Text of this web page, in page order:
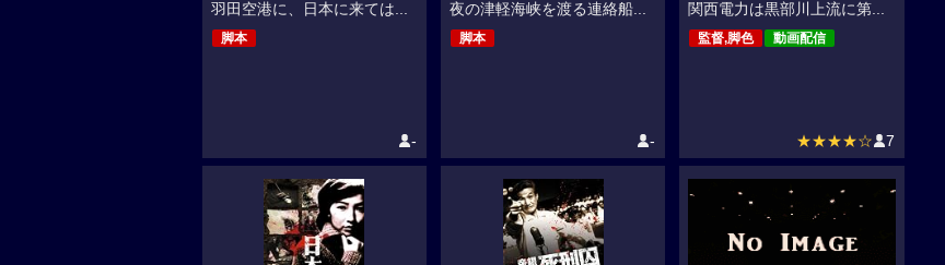
羽田空港に、日本に来ては...
脚本
-
夜の津軽海峡を渡る連絡船...
脚本
-
関西電力は黒部川上流に第...
監督,脚色 動画配信
★★★★☆ 7